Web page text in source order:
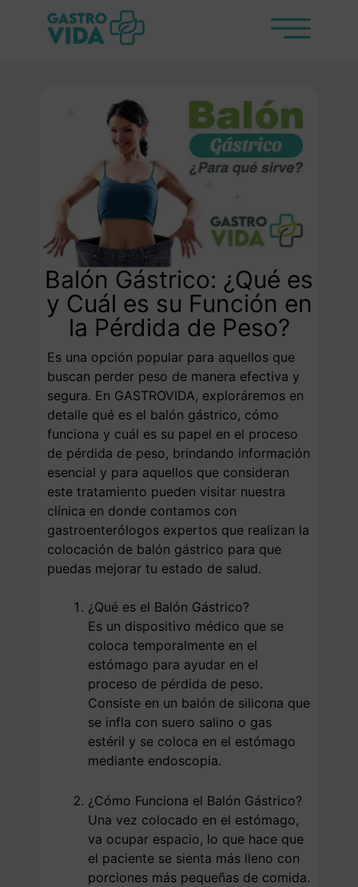
Balón Gástrico: ¿Qué es
y Cuál es su Función en
la Pérdida de Peso?
Es una opción popular para aquellos que
buscan perder peso de manera efectiva y
segura. En GASTROVIDA, exploráremos en
detalle qué es el balón gástrico, cómo
funciona y cuál es su papel en el proceso
de pérdida de peso, brindando información
esencial y para aquellos que consideran
este tratamiento pueden visitar nuestra
clínica en donde contamos con
gastroenterólogos expertos que realizan la
colocación de balón gástrico para que
puedas mejorar tu estado de salud.
¿Qué es el Balón Gástrico?
Es un dispositivo médico que se
coloca temporalmente en el
estómago para ayudar en el
proceso de pérdida de peso.
Consiste en un balón de silicona que
se infla con suero salino o gas
estéril y se coloca en el estómago
mediante endoscopia.
¿Cómo Funciona el Balón Gástrico?
Una vez colocado en el estómago,
va ocupar espacio, lo que hace que
el paciente se sienta más lleno con
porciones más pequeñas de comida.